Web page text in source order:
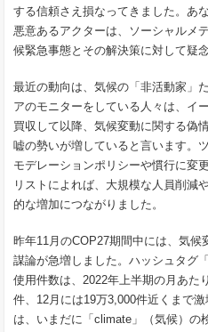
する信頼さえ損なってきました。あ
悪意あるアクターは、ソーシャルメ
候緊急事態とその解決策に対して疑
最近の動向は、気候の「非活動家」
アのモニターをしている人々は、イ
買収して以降、気候変動に関する偽
嘘の勢いが増していると言います。
モデレーションポリシーや慣行に変
リストによれば、大規模な人員削減
的な増加につながりました。
昨年11月のCOP27期間中には、気
謀論が急増しました。ハッシュタグ
使用件数は、2022年上半期の月あた
件、12月には19万3,000件近くまで
は、いまだに「climate」（気候）の